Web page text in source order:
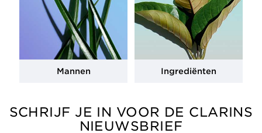
Mannen Ingrediënten
SCHRIJF JE IN VOOR DE CLARINS
NIEUWSBRIEF